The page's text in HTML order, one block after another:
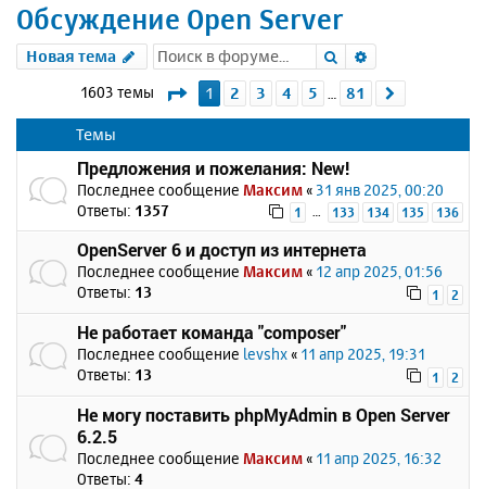
Обсуждение Open Server
Новая тема Поиск
1603 темы Страница1 из 81
1 2 3 4 5 81
Темы
Предложения и пожелания: New!
Последнее сообщение Максим « 31 янв 2025, 00:20
Ответы: 1357 1 … 133 134 135 136
OpenServer 6 и доступ из интернета
Последнее сообщение Максим « 12 апр 2025, 01:56
Ответы: 13 1 2
Не работает команда "composer"
Последнее сообщение levshx « 11 апр 2025, 19:31
Ответы: 13 1 2
Не могу поставить phpMyAdmin в Open Server
6.2.5
Последнее сообщение Максим « 11 апр 2025, 16:32
Ответы: 4